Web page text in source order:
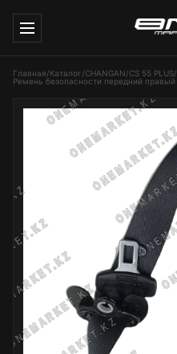
Главная/Каталог/CHANGAN/CS 55 PLUS/
Ремень безопасности передний правый